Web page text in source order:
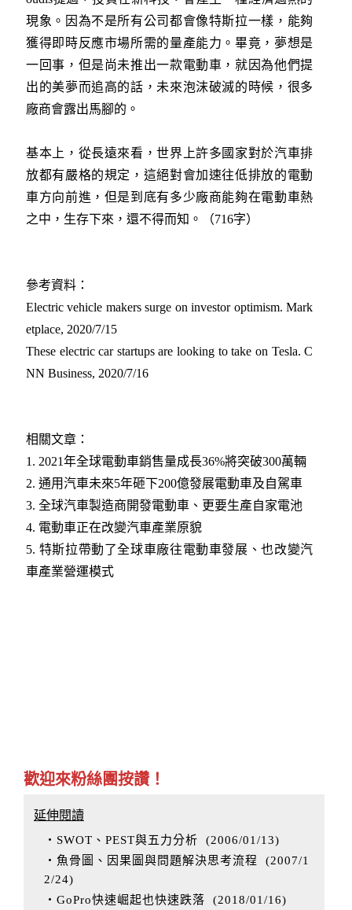
現象。因為不是所有公司都會像特斯拉一樣，能夠
獲得即時反應市場所需的量產能力。畢竟，夢想是
一回事，但是尚未推出一款電動車，就因為他們提
出的美夢而追高的話，未來泡沫破滅的時候，很多
廠商會露出馬腳的。
基本上，從長遠來看，世界上許多國家對於汽車排
放都有嚴格的規定，這絕對會加速往低排放的電動
車方向前進，但是到底有多少廠商能夠在電動車熱
之中，生存下來，還不得而知。（716字）
參考資料：
Electric vehicle makers surge on investor optimism. Mark
etplace, 2020/7/15
These electric car startups are looking to take on Tesla. C
NN Business, 2020/7/16
相關文章：
1. 2021年全球電動車銷售量成長36%將突破300萬輛​
2. 通用汽車未來5年砸下200億發展電動車及自駕車​
3. 全球汽車製造商開發電動車、更要生產自家電池​
4. 電動車正在改變汽車產業原貌​
5. 特斯拉帶動了全球車廠往電動車發展、也改變汽
車產業營運模式​
歡迎來粉絲團按讚！
延伸閱讀
‧SWOT、PEST與五力分析 (2006/01/13)
‧魚骨圖、因果圖與問題解決思考流程
(2007/1
2/24)
‧GoPro快速崛起也快速跌落 (2018/01/16)